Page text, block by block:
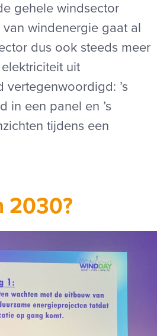
gehele windsector
windenergie gaat al
dus ook steeds meer
uit
’s
in een panel en ’s
tijdens een
2030?